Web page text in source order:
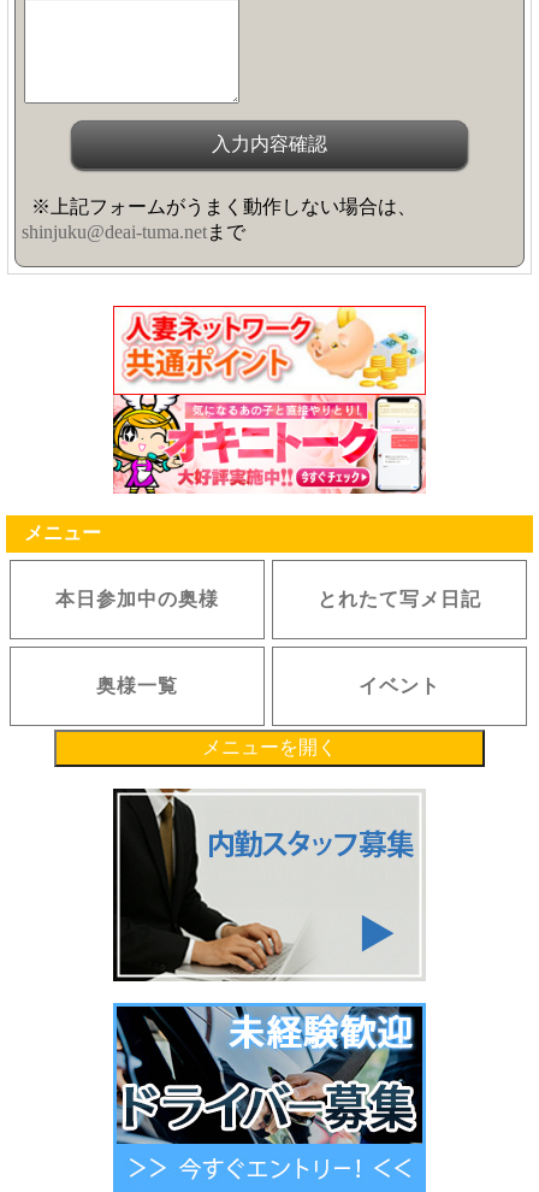
※上記フォームがうまく動作しない場合は、
shinjuku@deai-tuma.netまで
メニュー
本日参加中の奥様 とれたて写メ日記
奥様一覧 イベント
メニューを開く